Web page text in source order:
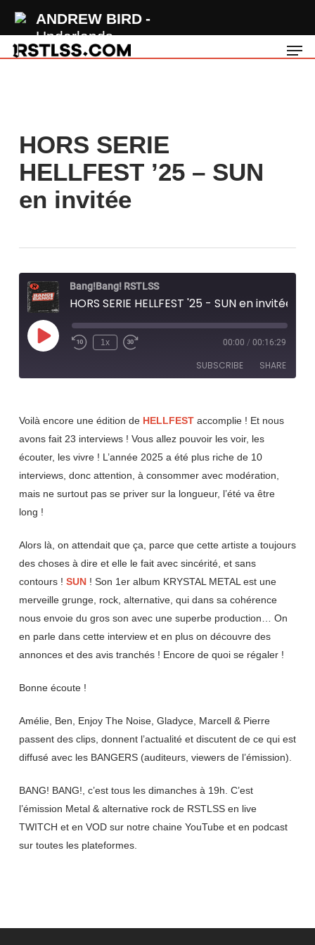
ANDREW BIRD
Underlands
main
HORS SERIE
HELLFEST ’25 – SUN
en invitée
Bang!Bang! RSTLSS
HORS SERIE HELLFEST '25 - SUN en invitée
Play
Episode Rewind
1x
Fast
seconds
00:00 / 00:16:29
SUBSCRIBE SHARE
RSS FEED
LINK
EMBED
Voilà encore une édition de HELLFEST accomplie ! Et nous
avons fait 23 interviews ! Vous allez pouvoir les voir, les
écouter, les vivre ! L’année 2025 a été plus riche de 10
interviews, donc attention, à consommer avec modération,
mais ne surtout pas se priver sur la longueur, l’été va être
long !
Alors là, on attendait que ça, parce que cette artiste a toujours
des choses à dire et elle le fait avec sincérité, et sans
contours ! SUN ! Son 1er album KRYSTAL METAL est une
merveille grunge, rock, alternative, qui dans sa cohérence
nous envoie du gros son avec une superbe production… On
en parle dans cette interview et en plus on découvre des
annonces et des avis tranchés ! Encore de quoi se régaler !
Bonne écoute !
Amélie, Ben, Enjoy The Noise, Gladyce, Marcell & Pierre
passent des clips, donnent l’actualité et discutent de ce qui est
diffusé avec les BANGERS (auditeurs, viewers de l’émission).
BANG! BANG!, c’est tous les dimanches à 19h. C’est
l’émission Metal & alternative rock de RSTLSS en live
TWITCH et en VOD sur notre chaine YouTube et en podcast
sur toutes les plateformes.